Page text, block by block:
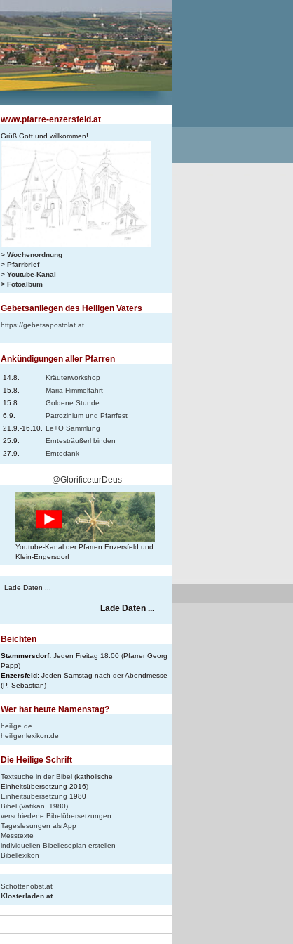
www.pfarre-enzersfeld.at
Grüß Gott und willkommen!
> Wochenordnung
> Pfarrbrief
> Youtube-Kanal
> Fotoalbum
Gebetsanliegen des Heiligen Vaters
https://gebetsapostolat.at
Ankündigungen aller Pfarren
14.8.
Kräuterworkshop
15.8.
Maria Himmelfahrt
15.8.
Goldene Stunde
6.9.
Patrozinium und Pfarrfest
21.9.-16.10.
Le+O Sammlung
25.9.
Erntesträußerl binden
27.9.
Erntedank
@GlorificeturDeus
Youtube-Kanal der Pfarren Enzersfeld und
Klein-Engersdorf
Lade Daten ...
Lade Daten ...
Beichten
Stammersdorf: Jeden Freitag 18.00 (Pfarrer Georg
Papp)
Enzersfeld: Jeden Samstag nach der Abendmesse
(P. Sebastian)
Wer hat heute Namenstag?
heilige.de
heiligenlexikon.de
Die Heilige Schrift
Textsuche in der Bibel (katholische
Einheitsübersetzung 2016)
Einheitsübersetzung 1980
Bibel (Vatikan, 1980)
verschiedene Bibelübersetzungen
Tageslesungen als App
Messtexte
individuellen Bibelleseplan erstellen
Bibellexikon
Schottenobst.at
Klosterladen.at